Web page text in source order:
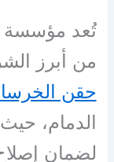
تُعد مؤسسة
من أبرز
حقن
الدمام،
لضمان